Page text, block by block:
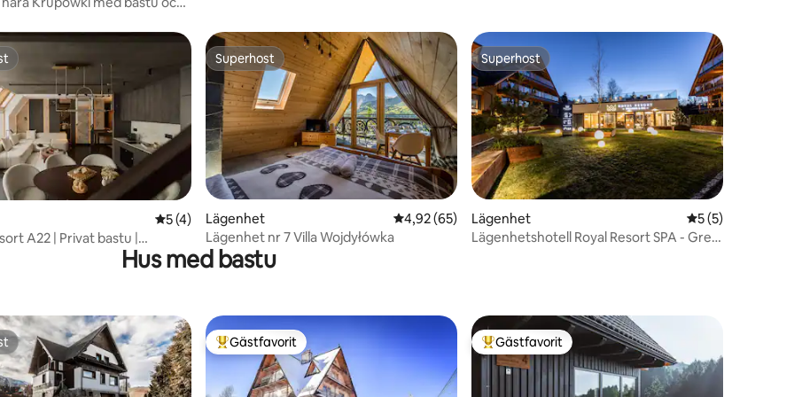
betyg, 16 omdömen 5 av 5 i genomsnittligt betyg, 4 omdömen
5 (4)
A22 | Privat bastu |
Superhost
Superhost
Lägenhet 4,92 av 5 i genomsnittligt betyg, 65 omdömen
4,92 (65)
Lägenhet nr 7 Villa Wojdyłówka
Superhost
Superhost
Lägenhet 5 av 5 i
5 (5)
Lägenhetshotell Royal Resort SPA - Grey
Hus med bastu
Populär gästfavorit
Gästfavorit Populär gästfavorit
Gästfavorit